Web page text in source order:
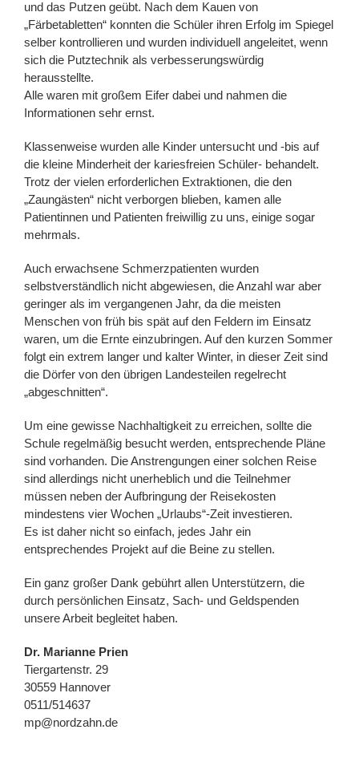
und das Putzen geübt. Nach dem Kauen von
„Färbetabletten“ konnten die Schüler ihren Erfolg im Spiegel
selber kontrollieren und wurden individuell angeleitet, wenn
sich die Putztechnik als verbesserungswürdig
herausstellte.
Alle waren mit großem Eifer dabei und nahmen die
Informationen sehr ernst.
Klassenweise wurden alle Kinder untersucht und -bis auf
die kleine Minderheit der kariesfreien Schüler- behandelt.
Trotz der vielen erforderlichen Extraktionen, die den
„Zaungästen“ nicht verborgen blieben, kamen alle
Patientinnen und Patienten freiwillig zu uns, einige sogar
mehrmals.
Auch erwachsene Schmerzpatienten wurden
selbstverständlich nicht abgewiesen, die Anzahl war aber
geringer als im vergangenen Jahr, da die meisten
Menschen von früh bis spät auf den Feldern im Einsatz
waren, um die Ernte einzubringen. Auf den kurzen Sommer
folgt ein extrem langer und kalter Winter, in dieser Zeit sind
die Dörfer von den übrigen Landesteilen regelrecht
„abgeschnitten“.
Um eine gewisse Nachhaltigkeit zu erreichen, sollte die
Schule regelmäßig besucht werden, entsprechende Pläne
sind vorhanden. Die Anstrengungen einer solchen Reise
sind allerdings nicht unerheblich und die Teilnehmer
müssen neben der Aufbringung der Reisekosten
mindestens vier Wochen „Urlaubs“-Zeit investieren.
Es ist daher nicht so einfach, jedes Jahr ein
entsprechendes Projekt auf die Beine zu stellen.
Ein ganz großer Dank gebührt allen Unterstützern, die
durch persönlichen Einsatz, Sach- und Geldspenden
unsere Arbeit begleitet haben.
Dr. Marianne Prien
Tiergartenstr. 29
30559 Hannover
0511/514637
mp@nordzahn.de